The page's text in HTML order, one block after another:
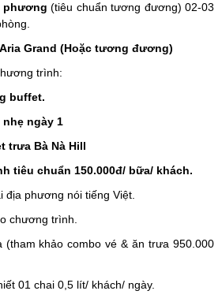
phương(tiêu chuẩn tương đương) 02-03
Grand (Hoặc tương đương)
trình:
buffet.
nhẹ ngày 1
trưa Bà Nà Hill
tiêu chuẩn 150.000đ/ bữa/ khách.
địa phương nói tiếng Việt.
chương trình.
(tham khảo combo vé & ăn trưa 950.000
01 chai 0,5 lít/ khách/ ngày.